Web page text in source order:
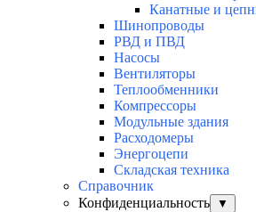
Канатные и
Шинопроводы
РВД и ПВД
Насосы
Вентиляторы
Теплообменники
Компрессоры
Модульные здания
Расходомеры
Энергоцепи
Складская техника
Справочник
Конфиденциальность
▼